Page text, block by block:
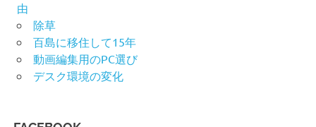
由
除草
百島に移住して15年
動画編集用のPC選び
デスク環境の変化